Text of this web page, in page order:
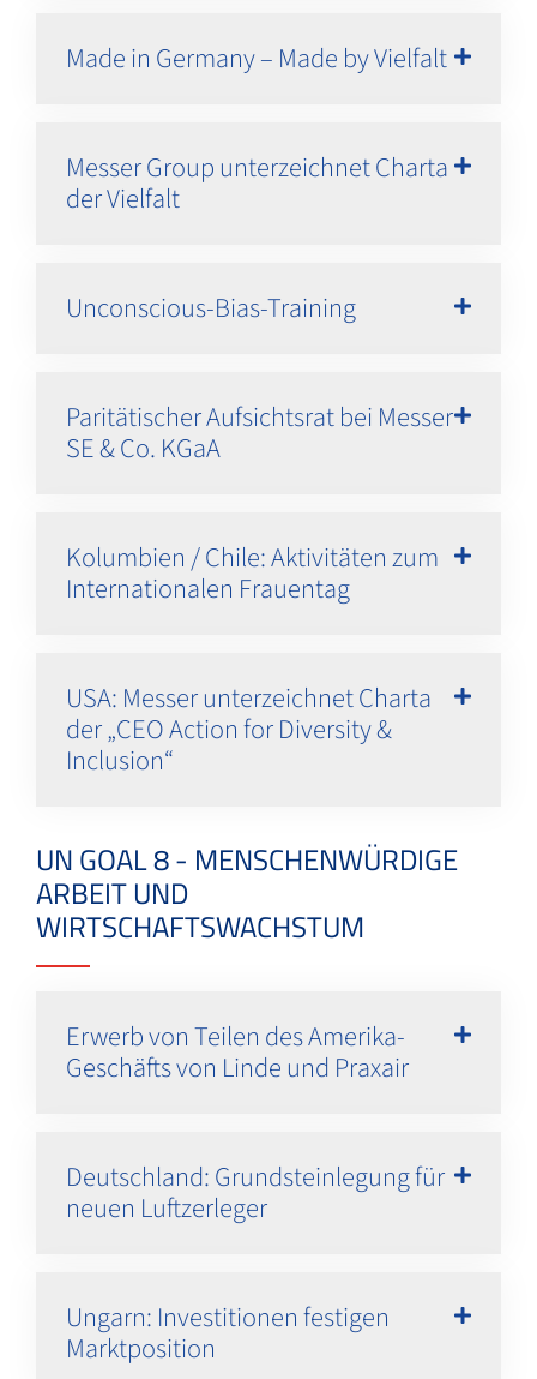
Made in Germany – Made by Vielfalt
Messer Group unterzeichnet Charta
der Vielfalt
Unconscious-Bias-Training
Paritätischer Aufsichtsrat bei Messer
SE & Co. KGaA
Kolumbien / Chile: Aktivitäten zum
Internationalen Frauentag
USA: Messer unterzeichnet Charta
der „CEO Action for Diversity &
Inclusion“
UN GOAL 8 - MENSCHENWÜRDIGE
ARBEIT UND
WIRTSCHAFTSWACHSTUM
Erwerb von Teilen des Amerika-
Geschäfts von Linde und Praxair
Deutschland: Grundsteinlegung für
neuen Luftzerleger
Ungarn: Investitionen festigen
Marktposition